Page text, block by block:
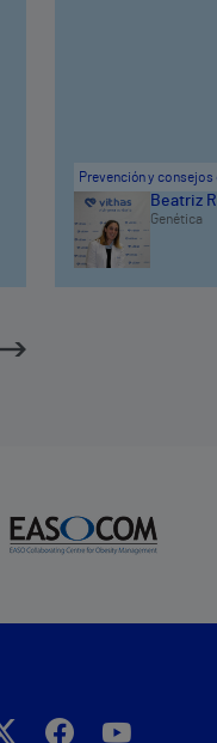
Prevención y consejos
Beatriz
Genética